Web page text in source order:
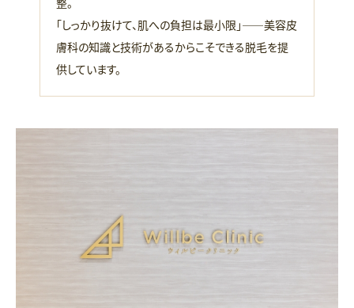
「しっかり抜けて、肌への負担は最小限」――美容皮
膚科の知識と技術があるからこそできる脱毛を提
供しています。